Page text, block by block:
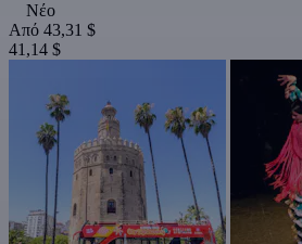
Νέο
Από 43,31 $
41,14 $